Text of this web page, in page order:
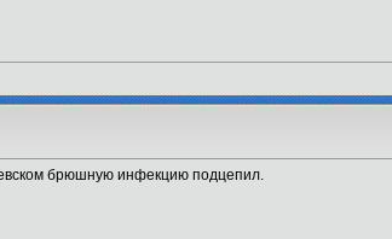
брюшную инфекцию подцепил.